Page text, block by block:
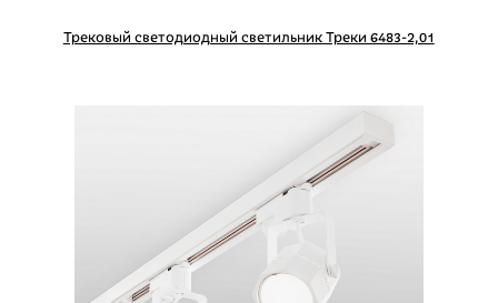
Трековый светодиодный светильник Треки 6483-2,01